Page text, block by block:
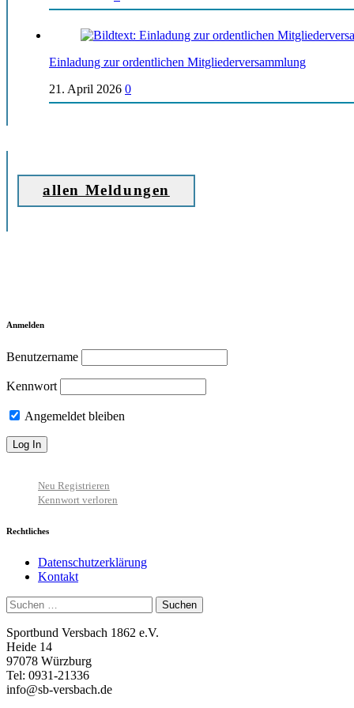
Einladung zur ordentlichen Mitgliederversammlung
21. April 2026 0
allen Meldungen
Anmelden
Benutzername
Kennwort
Angemeldet bleiben
Neu Registrieren
Kennwort verloren
Rechtliches
Datenschutzerklärung
Kontakt
Suchen
nach:
Sportbund Versbach 1862 e.V.
Heide 14
97078 Würzburg
Tel: 0931-21336
info@sb-versbach.de